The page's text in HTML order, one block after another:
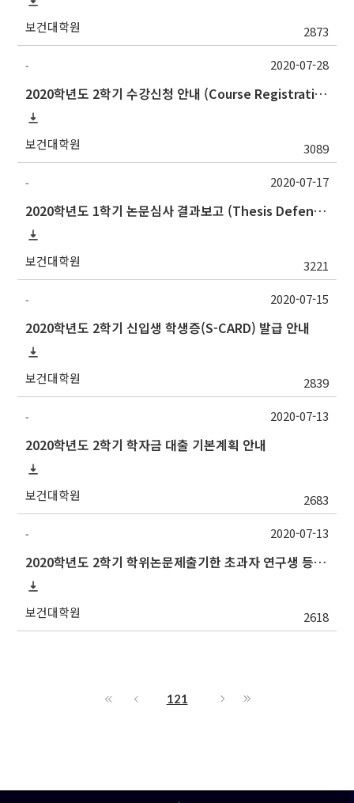
보건대학원 2873
-
2020학년도 2학기 수강신청 안내 (Course Registration for 2020 Fall semester)
보건대학원 3089
2020-07-28
-
2020학년도 1학기 논문심사 결과보고 (Thesis Defense Result)
보건대학원 3221
2020-07-17
-
2020학년도 2학기 신입생 학생증(S-CARD) 발급 안내
보건대학원 2839
2020-07-15
-
2020학년도 2학기 학자금 대출 기본계획 안내
보건대학원 2683
2020-07-13
-
2020학년도 2학기 학위논문제출기한 초과자 연구생 등록 신청 안내
보건대학원 2618
2020-07-13
121